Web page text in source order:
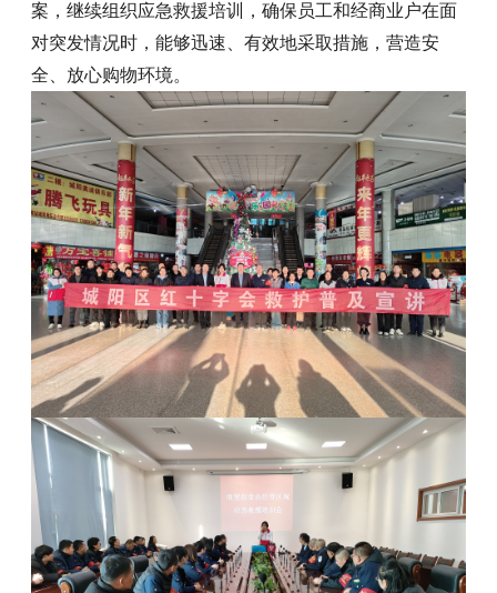
案，继续组织应急救援培训，确保员工和经商业户在面
对突发情况时，能够迅速、有效地采取措施，营造安
全、放心购物环境。